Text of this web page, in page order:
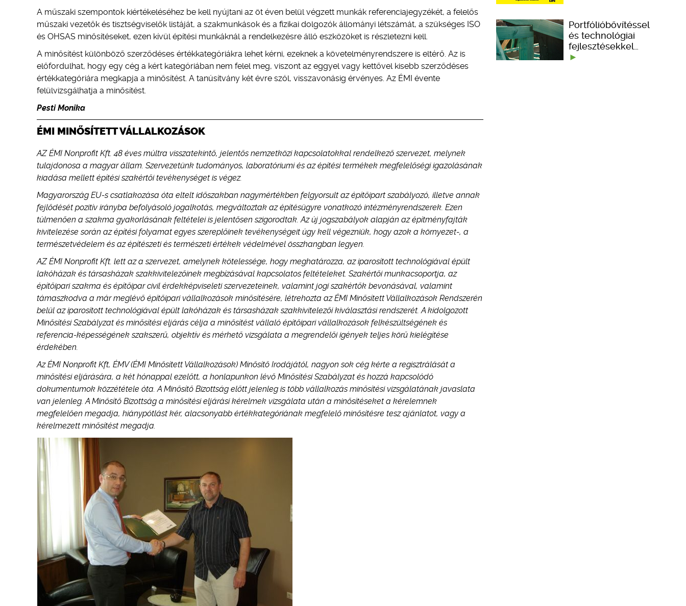
A műszaki szempontok kiértékeléséhez be kell nyújtani az öt éven belül végzett munkák referenciajegyzékét, a felelős
műszaki vezetők és tisztségviselők listáját, a szakmunkások és a fizikai dolgozók állományi létszámát, a szükséges ISO
és OHSAS minősítéseket, ezen kívül építési munkáknál a rendelkezésre álló eszközöket is részletezni kell.
A minősítést különböző szerződéses értékkategóriákra lehet kérni, ezeknek a követelményrendszere is eltérő. Az is
előfordulhat, hogy egy cég a kért kategóriában nem felel meg, viszont az eggyel vagy kettővel kisebb szerződéses
értékkategóriára megkapja a minősítést. A tanúsítvány két évre szól, visszavonásig érvényes. Az ÉMI évente
felülvizsgálhatja a minősítést.
Pesti Monika
ÉMI MINŐSÍTETT VÁLLALKOZÁSOK
AZ ÉMI Nonprofit Kft. 48 éves múltra visszatekintő, jelentős nemzetközi kapcsolatokkal rendelkező szervezet, melynek
tulajdonosa a magyar állam. Szervezetünk tudományos, laboratóriumi és az építési termékek megfelelőségi igazolásának
kiadása mellett építési szakértői tevékenységet is végez.
Magyarország EU-s csatlakozása óta eltelt időszakban nagymértékben felgyorsult az építőipart szabályozó, illetve annak
fejlődését pozitív irányba befolyásoló jogalkotás, megváltoztak az építésügyre vonatkozó intézményrendszerek. Ezen
túlmenően a szakma gyakorlásának feltételei is jelentősen szigorodtak. Az új jogszabályok alapján az építményfajták
kivitelezése során az építési folyamat egyes szereplőinek tevékenységeit úgy kell végezniük, hogy azok a környezet-, a
természetvédelem és az építészeti és természeti értékek védelmével összhangban legyen.
AZ ÉMI Nonprofit Kft. lett az a szervezet, amelynek kötelessége, hogy meghatározza, az iparosított technológiával épült
lakóházak és társasházak szakkivitelezőinek megbízásával kapcsolatos feltételeket. Szakértői munkacsoportja, az
építőipari szakma és építőipar civil érdekképviseleti szervezeteinek, valamint jogi szakértők bevonásával, valamint
támaszkodva a már meglévő építőipari vállalkozások minősítésére, létrehozta az ÉMI Minősített Vállalkozások Rendszerén
belül az iparosított technológiával épült lakóházak és társasházak szakkivitelezői kiválasztási rendszerét. A kidolgozott
Minősítési Szabályzat és minősítési eljárás célja a minősítést vállaló építőipari vállalkozások felkészültségének és
referencia-képességének szakszerű, objektív és mérhető vizsgálata a megrendelői igények teljes körű kielégítése
érdekében.
Az ÉMI Nonprofit Kft, ÉMV (ÉMI Minősített Vállalkozások) Minősítő Irodájától, nagyon sok cég kérte a regisztrálását a
minősítési eljárására, a két hónappal ezelőtt, a honlapunkon lévő Minősítési Szabályzat és hozzá kapcsolódó
dokumentumok közzététele óta. A Minősítő Bizottság előtt jelenleg is több vállalkozás minősítési vizsgálatának javaslata
van jelenleg. A Minősítő Bizottság a minősítési eljárási kérelmek vizsgálata után a minősítéseket a kérelemnek
megfelelően megadja, hiánypótlást kér, alacsonyabb értékkategóriának megfelelő minősítésre tesz ajánlatot, vagy a
kérelmezett minősítést megadja.
Portfólióbővítéssel
és technológiai
fejlesztésekkel…